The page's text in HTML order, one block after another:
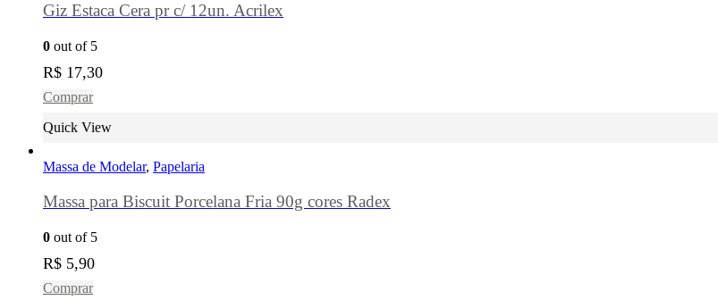
Giz Estaca Cera pr c/ 12un. Acrilex
0 out of 5
R$ 17,30
Comprar
Quick View
Massa de Modelar, Papelaria
Massa para Biscuit Porcelana Fria 90g cores Radex
0 out of 5
R$ 5,90
Comprar